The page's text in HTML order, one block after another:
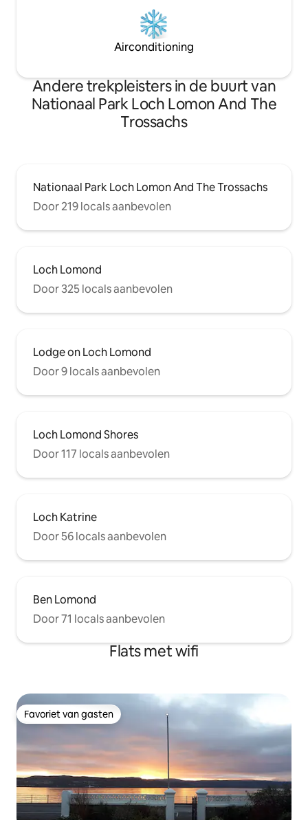
Airconditioning
Andere trekpleisters in de buurt van
Nationaal Park Loch Lomon And The
Trossachs
Nationaal Park Loch Lomon And The Trossachs
Door 219 locals aanbevolen
Loch Lomond
Door 325 locals aanbevolen
Lodge on Loch Lomond
Door 9 locals aanbevolen
Loch Lomond Shores
Door 117 locals aanbevolen
Loch Katrine
Door 56 locals aanbevolen
Ben Lomond
Door 71 locals aanbevolen
Flats met wifi
Favoriet van gasten
Favoriet van gasten